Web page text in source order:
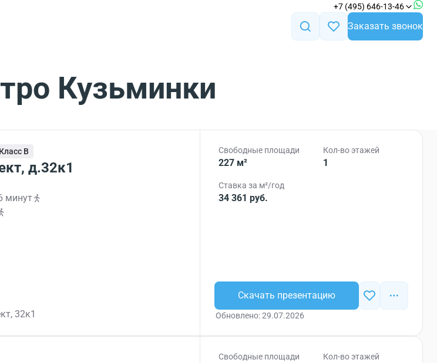
+7 (495) 646-13-46
Заказать звонок
Кузьминки
Класс B
д.32к1
минут
32к1
Свободные площади
227 м²
Кол-во этажей
1
Ставка за м²/год
34 361 руб.
Скачать презентацию
Обновлено: 29.07.2026
Свободные площади Кол-во этажей